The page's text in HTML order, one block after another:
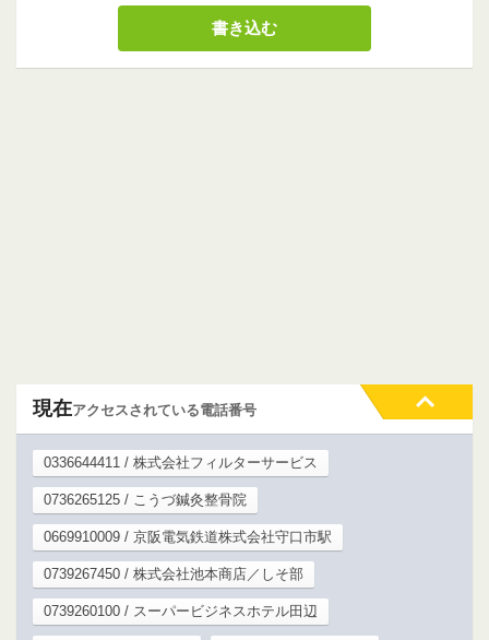
現在アクセスされている電話番号
0336644411 / 株式会社フィルターサービス
0736265125 / こうづ鍼灸整骨院
0669910009 / 京阪電気鉄道株式会社守口市駅
0739267450 / 株式会社池本商店／しそ部
0739260100 / スーパービジネスホテル田辺